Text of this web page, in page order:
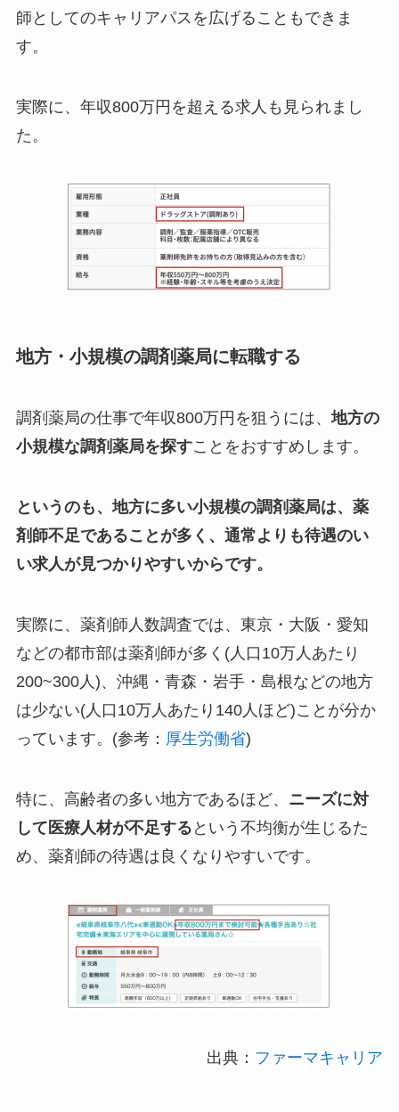
師としてのキャリアパスを広げることもできま
す。
実際に、年収800万円を超える求人も見られまし
た。
地方・小規模の調剤薬局に転職する
調剤薬局の仕事で年収800万円を狙うには、地方の
小規模な調剤薬局を探すことをおすすめします。
というのも、地方に多い小規模の調剤薬局は、薬
剤師不足であることが多く、通常よりも待遇のい
い求人が見つかりやすいからです。
実際に、薬剤師人数調査では、東京・大阪・愛知
などの都市部は薬剤師が多く(人口10万人あたり
200~300人)、沖縄・青森・岩手・島根などの地方
は少ない(人口10万人あたり140人ほど)ことが分か
っています。(参考： 厚生労働省)
特に、高齢者の多い地方であるほど、 ニーズに対
して医療人材が不足する という不均衡が生じるた
め、薬剤師の待遇は良くなりやすいです。
出典： ファーマキャリア